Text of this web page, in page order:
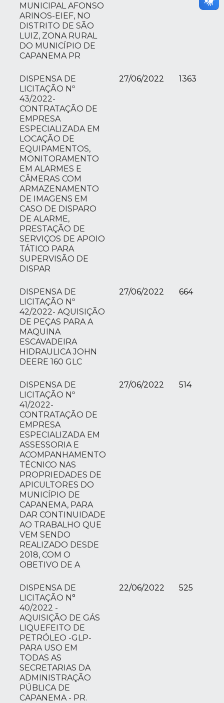
MUNICIPAL AFONSO
ARINOS-EIEF, NO
DISTRITO DE SÃO
LUIZ, ZONA RURAL
DO MUNICÍPIO DE
CAPANEMA PR
DISPENSA DE
LICITAÇÃO Nº
43/2022-
CONTRATAÇÃO DE
EMPRESA
ESPECIALIZADA EM
LOCAÇÃO DE
EQUIPAMENTOS,
MONITORAMENTO
EM ALARMES E
CÂMERAS COM
ARMAZENAMENTO
DE IMAGENS EM
CASO DE DISPARO
DE ALARME,
PRESTAÇÃO DE
SERVIÇOS DE APOIO
TÁTICO PARA
SUPERVISÃO DE
DISPAR
27/06/2022 1363
DISPENSA DE
LICITAÇÃO Nº
42/2022- AQUISIÇÃO
DE PEÇAS PARA A
MAQUINA
ESCAVADEIRA
HIDRAULICA JOHN
DEERE 160 GLC
27/06/2022 664
DISPENSA DE
LICITAÇÃO Nº
41/2022-
CONTRATAÇÃO DE
EMPRESA
ESPECIALIZADA EM
ASSESSORIA E
ACOMPANHAMENTO
TÉCNICO NAS
PROPRIEDADES DE
APICULTORES DO
MUNICÍPIO DE
CAPANEMA, PARA
DAR CONTINUIDADE
AO TRABALHO QUE
VEM SENDO
REALIZADO DESDE
2018, COM O
OBETIVO DE A
27/06/2022 514
DISPENSA DE
LICITAÇÃO N°
40/2022 -
AQUISIÇÃO DE GÁS
LIQUEFEITO DE
PETRÓLEO -GLP-
PARA USO EM
TODAS AS
SECRETARIAS DA
ADMINISTRAÇÃO
PÚBLICA DE
CAPANEMA - PR.
22/06/2022 525